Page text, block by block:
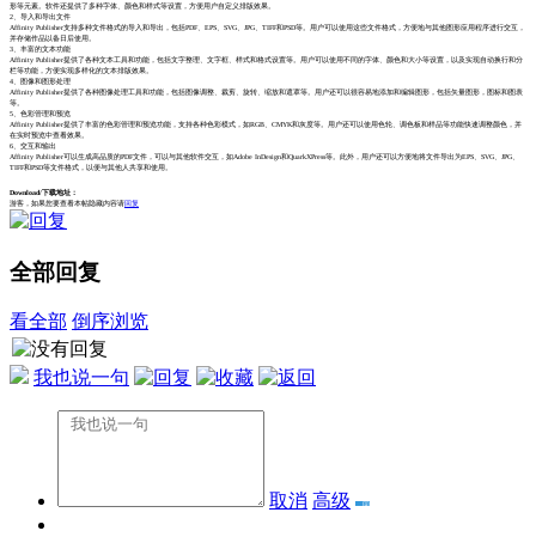
形等元素。软件还提供了多种字体、颜色和样式等设置，方便用户自定义排版效果。
2、导入和导出文件
Affinity Publisher支持多种文件格式的导入和导出，包括PDF、EPS、SVG、JPG、TIFF和PSD等。用户可以使用这些文件格式，方便地与其他图形应用程序进行交互，
并存储作品以备日后使用。
3、丰富的文本功能
Affinity Publisher提供了各种文本工具和功能，包括文字整理、文字框、样式和格式设置等。用户可以使用不同的字体、颜色和大小等设置，以及实现自动换行和分
栏等功能，方便实现多样化的文本排版效果。
4、图像和图形处理
Affinity Publisher提供了各种图像处理工具和功能，包括图像调整、裁剪、旋转、缩放和遮罩等。用户还可以很容易地添加和编辑图形，包括矢量图形，图标和图表
等。
5、色彩管理和预览
Affinity Publisher提供了丰富的色彩管理和预览功能，支持各种色彩模式，如RGB、CMYK和灰度等。用户还可以使用色轮、调色板和样品等功能快速调整颜色，并
在实时预览中查看效果。
6、交互和输出
Affinity Publisher可以生成高品质的PDF文件，可以与其他软件交互，如Adobe InDesign和QuarkXPress等。此外，用户还可以方便地将文件导出为EPS、SVG、JPG、
TIFF和PSD等文件格式，以便与其他人共享和使用。
Download/下载地址：
游客，如果您要查看本帖隐藏内容请回复
全部回复
看全部 倒序浏览
我也说一句
取消 高级